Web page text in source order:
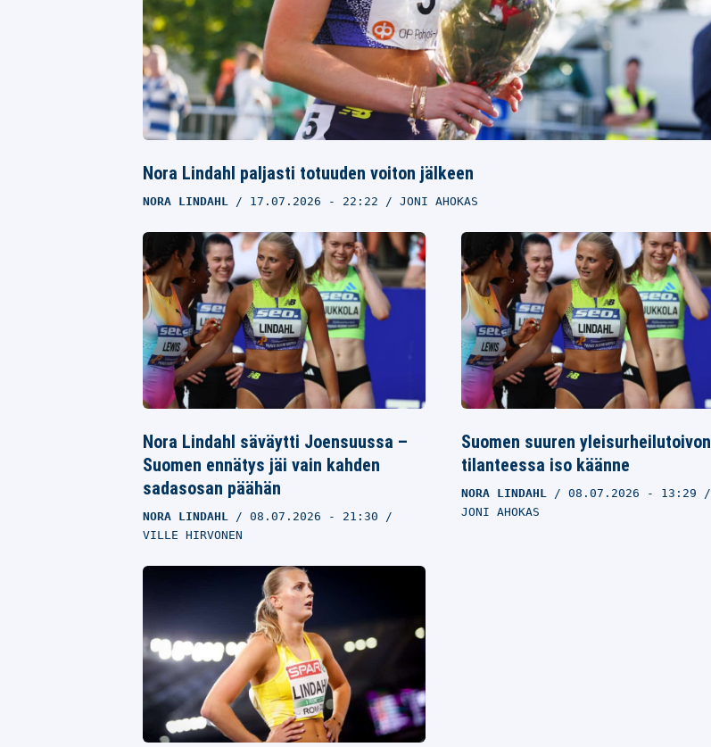
Nora Lindahl paljasti totuuden voiton jälkeen
NORA LINDAHL 17.07.2026 - 22:22 JONI AHOKAS
Nora Lindahl säväytti Joensuussa –
Suomen ennätys jäi vain kahden
sadasosan päähän
NORA LINDAHL 08.07.2026 - 21:30
VILLE HIRVONEN
Suomen suuren yleisurheilutoivon
tilanteessa iso käänne
NORA LINDAHL 08.07.2026 - 13:29
JONI AHOKAS